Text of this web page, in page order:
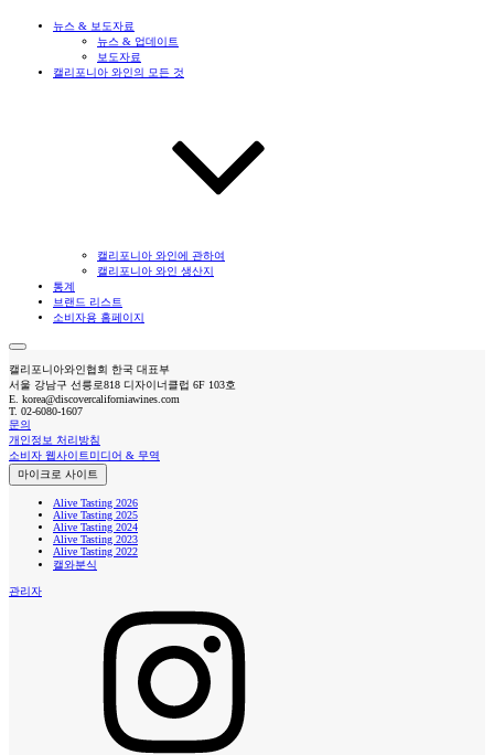
뉴스 & 보도자료
뉴스 & 업데이트
보도자료
캘리포니아 와인의 모든 것
캘리포니아 와인에 관하여
캘리포니아 와인 생산지
통계
브랜드 리스트
소비자용 홈페이지
캘리포니아와인협회 한국 대표부
서울 강남구 선릉로818 디자이너클럽 6F 103호
E. korea@discovercaliforniawines.com
T. 02-6080-1607
문의
개인정보 처리방침
소비자 웹사이트미디어 & 무역
마이크로 사이트
Alive Tasting 2026
Alive Tasting 2025
Alive Tasting 2024
Alive Tasting 2023
Alive Tasting 2022
캘와분식
관리자